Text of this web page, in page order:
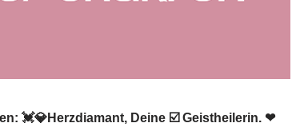
💓️💎Herzdiamant, Deine ☑️ Geistheilerin. ❤